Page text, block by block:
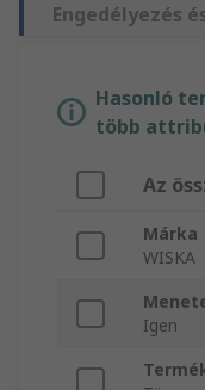
Engedélyezés
Hasonló
több
Az
Márka
WISKA
Igen